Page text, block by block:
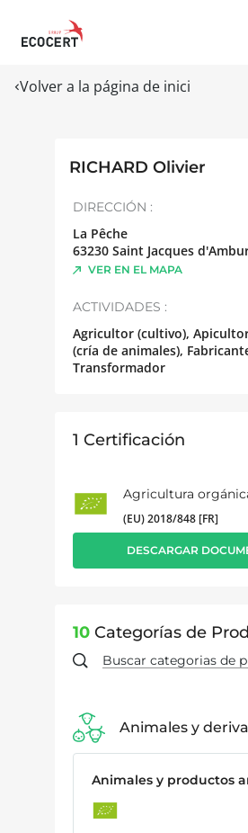
Volver a la página de inici
RICHARD Olivier
DIRECCIÓN :
La Pêche
63230 Saint Jacques
VER EN EL MAPA
ACTIVIDADES :
Agricultor (cultivo),
(cría de animales),
Transformador
1 Certificación
Agricultura
(EU) 2018/848 [FR]
DESCARGAR
10Categorías de
Animales y
Animales y productos